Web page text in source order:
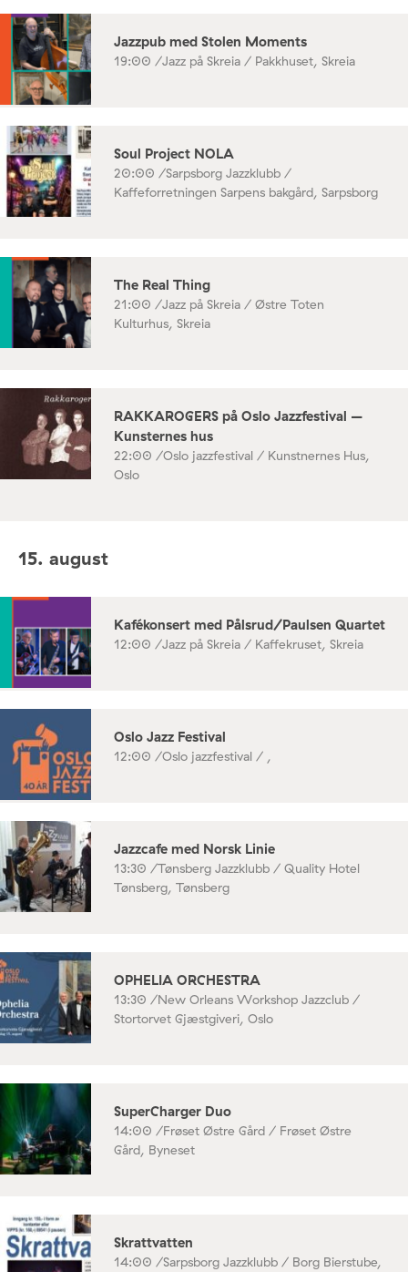
Jazzpub med Stolen Moments
19:00 /Jazz på Skreia / Pakkhuset, Skreia
Soul Project NOLA
20:00 /Sarpsborg Jazzklubb /
Kaffeforretningen Sarpens bakgård, Sarpsborg
The Real Thing
21:00 /Jazz på Skreia / Østre Toten
Kulturhus, Skreia
RAKKAROGERS på Oslo Jazzfestival –
Kunsternes hus
22:00 /Oslo jazzfestival / Kunstnernes Hus,
Oslo
15. august
Kafékonsert med Pålsrud/Paulsen Quartet
12:00 /Jazz på Skreia / Kaffekruset, Skreia
Oslo Jazz Festival
12:00 /Oslo jazzfestival / ,
Jazzcafe med Norsk Linie
13:30 /Tønsberg Jazzklubb / Quality Hotel
Tønsberg, Tønsberg
OPHELIA ORCHESTRA
13:30 /New Orleans Workshop Jazzclub /
Stortorvet Gjæstgiveri, Oslo
SuperCharger Duo
14:00 /Frøset Østre Gård / Frøset Østre
Gård, Byneset
Skrattvatten
14:00 /Sarpsborg Jazzklubb / Borg Bierstube,